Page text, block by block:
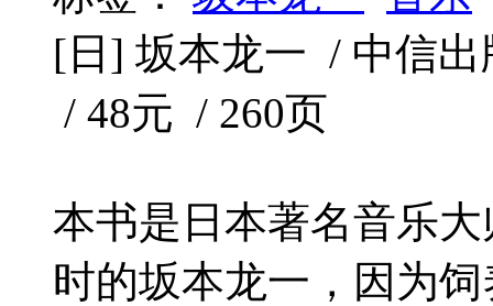
[日] 坂本龙一 / 中信出
/ 48元 / 260页
本书是日本著名音乐
时的坂本龙一，因为